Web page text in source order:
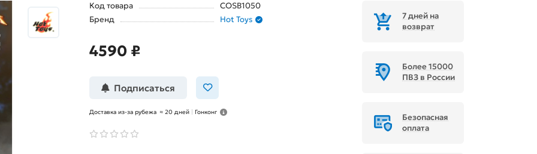
Код товара
COSB1050
Бренд
Hot Toys
4590 ₽
Подписаться
Доставка из-за рубежа ≈ 20 дней Гонконг
7 дней на
возврат
Более 15000
ПВЗ в России
Безопасная
оплата